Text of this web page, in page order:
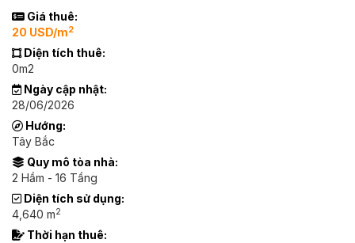
Giá thuê:
20 USD/m2
Diện tích thuê:
0m2
Ngày cập nhật:
28/06/2026
Hướng:
Tây Bắc
Quy mô tòa nhà:
2 Hầm - 16 Tầng
Diện tích sử dụng:
4,640 m2
Thời hạn thuê: